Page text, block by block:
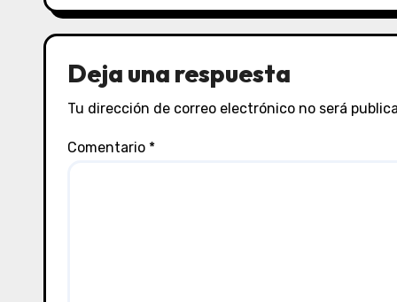
Deja una respuesta
Tu dirección de correo electrónico no será
Comentario *